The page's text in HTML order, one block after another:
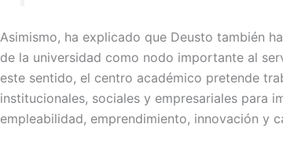
Asimismo, ha explicado que Deusto también
de la universidad como nodo importante al
este sentido, el centro académico pretende
institucionales, sociales y empresariales para
empleabilidad, emprendimiento, innovación y